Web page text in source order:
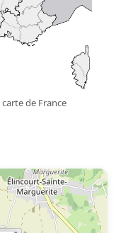
de France